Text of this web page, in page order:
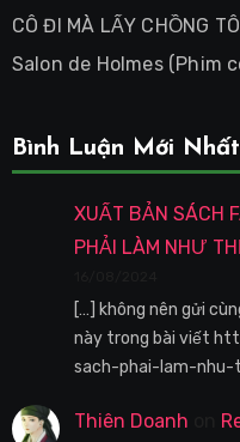
CÔ ĐI MÀ LẤY CHỒNG
Salon de Holmes (Phim
Bình Luận Mới Nhất
XUẤT BẢN SÁCH
PHẢI LÀM NHƯ
[…] không nên gửi
này trong bài viết
sach-phai-lam-nhu-
Thiên Doanh